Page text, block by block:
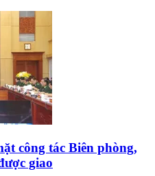
công tác Biên phòng,
giao